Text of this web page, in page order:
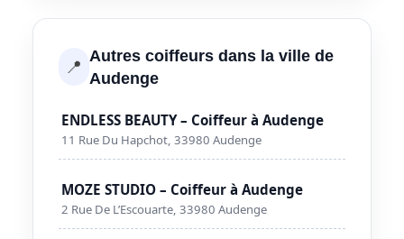
📍 Autres coiffeurs dans la ville de
Audenge
ENDLESS BEAUTY – Coiffeur à Audenge
11 Rue Du Hapchot, 33980 Audenge
MOZE STUDIO – Coiffeur à Audenge
2 Rue De L’Escouarte, 33980 Audenge